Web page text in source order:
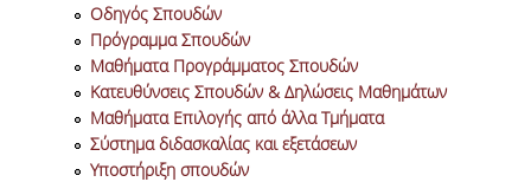
ΠΑΙΔΑΓΩΓΙΚΗ ΦΙΛΟΣΟΦΙΑ
ΤΕΧΝΟΛΟΓΙΚΗ ΕΝΣΩΜΑΤΩΣΗ
ΜΑΘΗΜΑΤΙΚΑ
ΑΓΓΛΙΚΑ
Οδηγός Σπουδών
Πρόγραμμα Σπουδών
Μαθήματα Προγράμματος Σπουδών
Κατευθύνσεις Σπουδών & Δηλώσεις Μαθημάτων
Μαθήματα Επιλογής από άλλα Τμήματα
Σύστημα διδασκαλίας και εξετάσεων
Υποστήριξη σπουδών